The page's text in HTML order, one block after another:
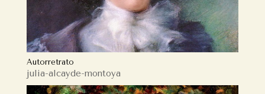
Autorretrato
julia-alcayde-montoya